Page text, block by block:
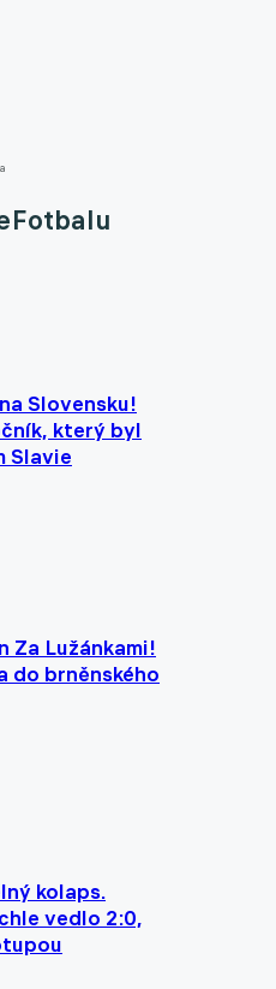
Slovensku!
který byl
Slavie
Za Lužánkami!
do brněnského
kolaps.
vedlo 2:0,